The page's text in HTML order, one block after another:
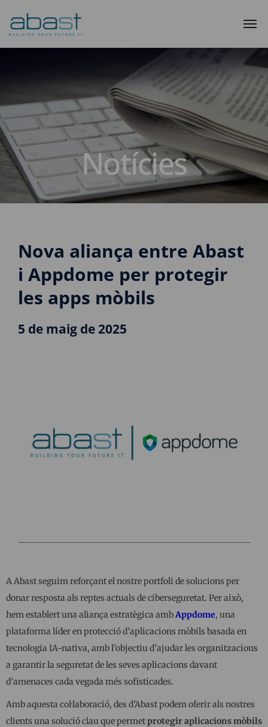
Notícies
Nova aliança entre Abast
i Appdome per protegir
les apps mòbils
5 de maig de 2025
A Abast seguim reforçant el nostre portfoli de solucions per
donar resposta als reptes actuals de ciberseguretat. Per això,
hem establert una aliança estratègica ambAppdome, una
plataforma líder en protecció d’aplicacions mòbils basada en
tecnologia IA-nativa, amb l’objectiu d’ajudar les organitzacions
a garantir la seguretat de les seves aplicacions davant
d’amenaces cada vegada més sofisticades.
Amb aquesta col·laboració, des d’Abast podem oferir als nostres
clients una solució clau que permetprotegir aplicacions mòbils